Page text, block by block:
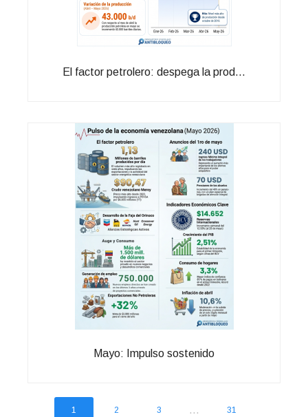
El factor petrolero: despega la prod...
Mayo: Impulso sostenido
1 2 3 ... 31